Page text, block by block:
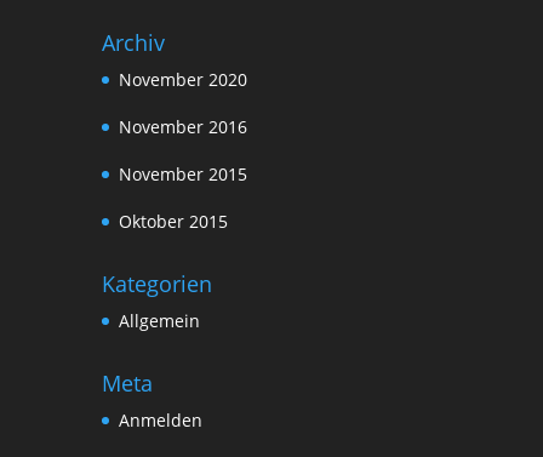
Archiv
November 2020
November 2016
November 2015
Oktober 2015
Kategorien
Allgemein
Meta
Anmelden